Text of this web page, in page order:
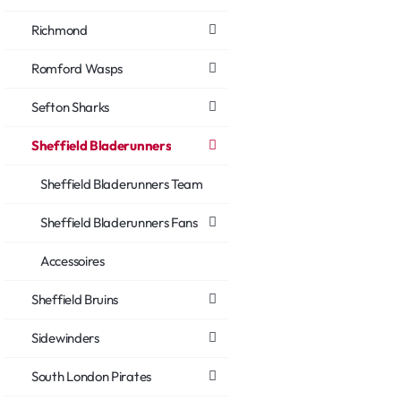
Richmond
Romford Wasps
Sefton Sharks
Sheffield Bladerunners
Sheffield Bladerunners Team
Sheffield Bladerunners Fans
Accessoires
Sheffield Bruins
Sidewinders
South London Pirates